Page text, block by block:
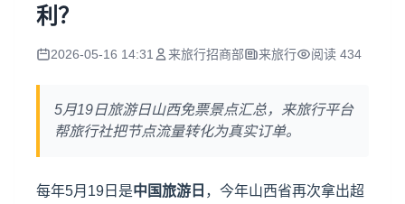
利？
2026-05-16 14:31 来旅行招商部 来旅行 阅读 434
5月19日旅游日山西免票景点汇总，来旅行平台
帮旅行社把节点流量转化为真实订单。
每年5月19日是中国旅游日 ，今年山西省再次拿出超